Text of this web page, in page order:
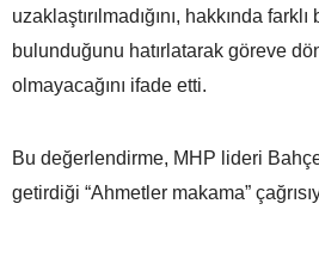
uzaklaştırılmadığını, hakkında
bulunduğunu hatırlatarak göreve
olmayacağını ifade etti.
Bu değerlendirme, MHP lideri
getirdiği “Ahmetler makama”